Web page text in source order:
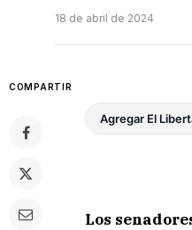
18 de abril de 2024
COMPARTIR
Agregar El
Los